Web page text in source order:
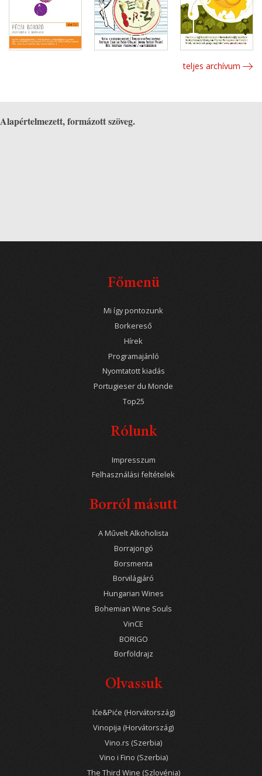
teljes archívum
Alapértelmezett, formázott szöveg.
Főmenü
Mi így pontozunk
Borkereső
Hírek
Programajánló
Nyomtatott kiadás
Portugieser du Monde
Top25
Rólunk
Impresszum
Felhasználási feltételek
Borról másutt
A Művelt Alkoholista
Borrajongó
Borsmenta
Borvilágjáró
Hungarian Wines
Bohemian Wine Souls
VinCE
BORIGO
Borföldrajz
Olvassuk
Iće&Piće (Horvátország)
Vinopija (Horvátország)
Vino.rs (Szerbia)
Vino i Fino (Szerbia)
The Third Wine (Szlovénia)